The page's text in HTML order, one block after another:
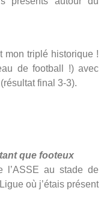
mon triplé historique !
de football !) avec
final 3-3).
que footeux
l’ASSE au stade de
où j’étais présent